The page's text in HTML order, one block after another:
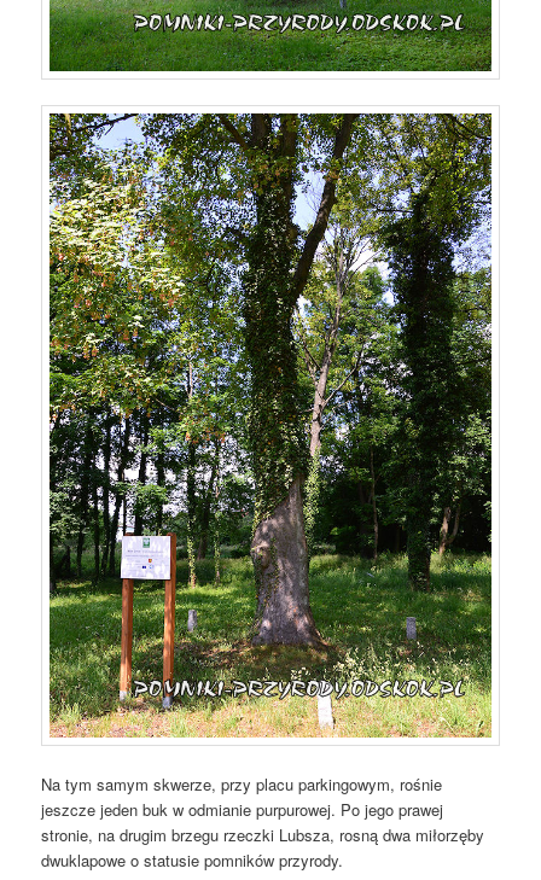
Na tym samym skwerze, przy placu parkingowym, rośnie
jeszcze jeden buk w odmianie purpurowej. Po jego prawej
stronie, na drugim brzegu rzeczki Lubsza, rosną dwa miłorzęby
dwuklapowe o statusie pomników przyrody.